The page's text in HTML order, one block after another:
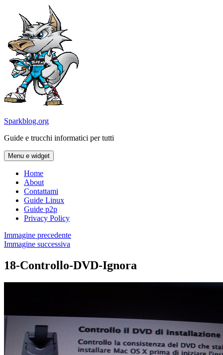
contenuto
Sparkblog.org
Guide e trucchi informatici per tutti
Menu e widget
Home
About
Contattami
Guide Linux
Guide p2p
Privacy Policy
Immagine precedente
Immagine successiva
18-Controllo-DVD-Ignora